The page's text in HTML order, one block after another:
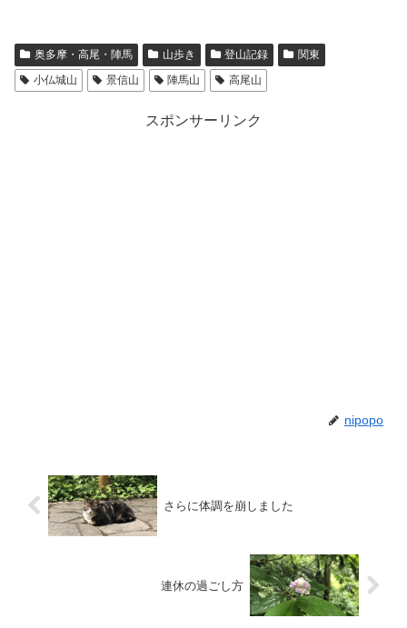
奥多摩・高尾・陣馬 山歩き 登山記録
関東
小仏城山
景信山 陣馬山 高尾山
スポンサーリンク
nipopo
さらに体調を崩しました
連休の過ごし方